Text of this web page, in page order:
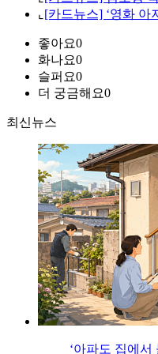
⌞ [카드뉴스] ‘영화 아
좋아요0
화나요0
슬퍼요0
더 궁금해요0
최신뉴스
‘아파도 집에